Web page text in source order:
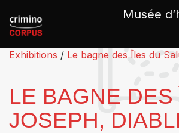
Musée
Exhibitions / Le bagne des Îles du
LE BAGNE
JOSEPH,
Panneau de gestion des cookies